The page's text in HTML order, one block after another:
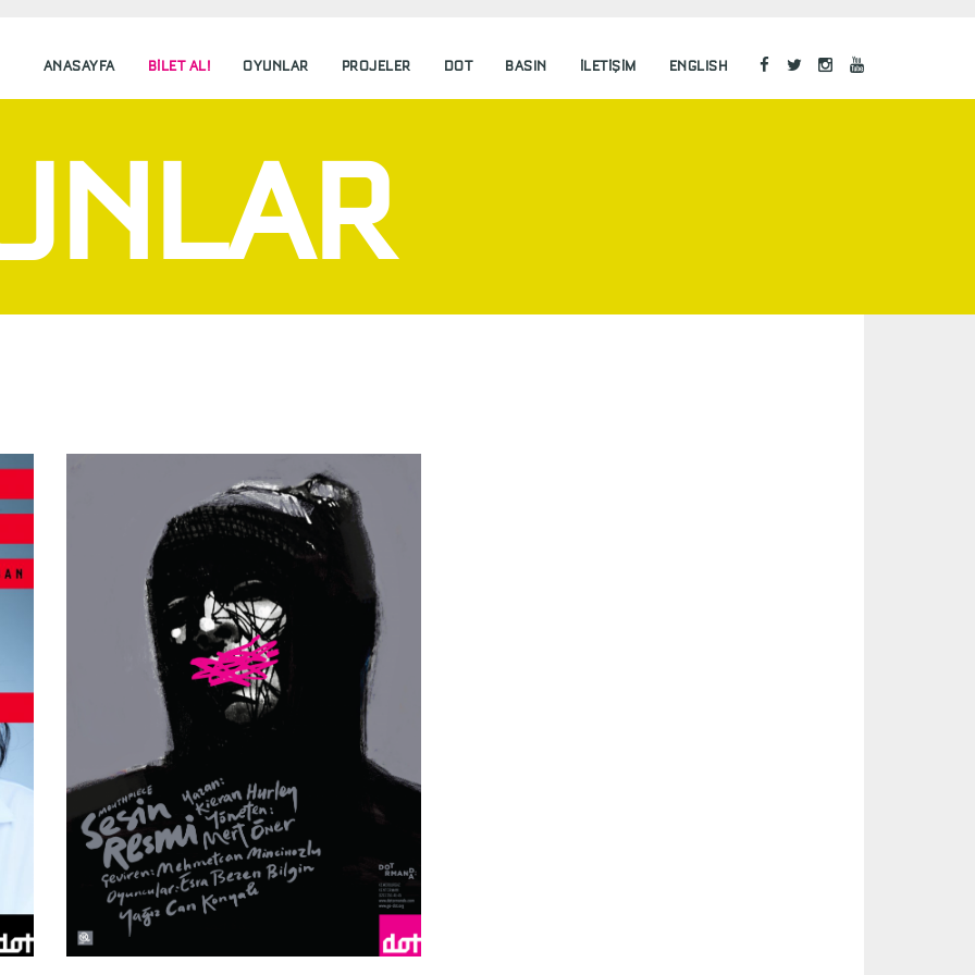
ANASAYFA BILET AL! OYUNLAR PROJELER DOT BASIN İLETIŞIM ENGLISH